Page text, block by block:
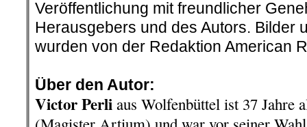
Veröffentlichung mit freundlicher
Herausgebers und des Autors. Bilder
wurden von der Redaktion American
Über den Autor:
Victor Perli aus Wolfenbüttel ist 37 Jahre